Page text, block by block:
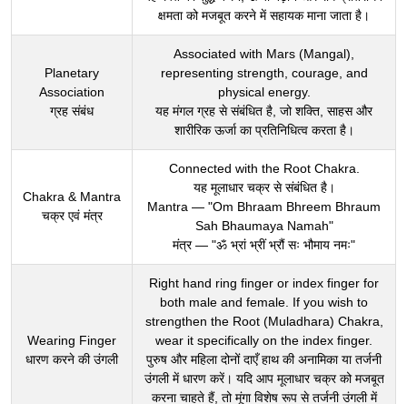
क्षमता को मजबूत करने में सहायक माना जाता है।
Planetary
Association
ग्रह संबंध
Associated with Mars (Mangal),
representing strength, courage, and
physical energy.
यह मंगल ग्रह से संबंधित है, जो शक्ति, साहस और
शारीरिक ऊर्जा का प्रतिनिधित्व करता है।
Chakra & Mantra
चक्र एवं मंत्र
Connected with the Root Chakra.
यह मूलाधार चक्र से संबंधित है।
Mantra — "Om Bhraam Bhreem Bhraum
Sah Bhaumaya Namah"
मंत्र — "ॐ भ्रां भ्रीं भ्रौं सः भौमाय नमः"
Wearing Finger
धारण करने की उंगली
Right hand ring finger or index finger for
both male and female. If you wish to
strengthen the Root (Muladhara) Chakra,
wear it specifically on the index finger.
पुरुष और महिला दोनों दाएँ हाथ की अनामिका या तर्जनी
उंगली में धारण करें। यदि आप मूलाधार चक्र को मजबूत
करना चाहते हैं, तो मूंगा विशेष रूप से तर्जनी उंगली में